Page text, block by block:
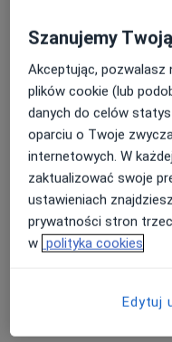
Opatrunek leczniczy
300 zł Szczegóły
Wypełnienie Glass
tymczasowe
230 zł Szczegóły
Usunięcie zęba
Od 200 zł Szczegóły
Szczegóły
Szanujemy
Akceptując, pozwalasz
plików cookie (lub
danych do celów
oparciu o Twoje
internetowych. W
zaktualizować swoje
ustawieniach
prywatności stron
w polityka cookies
Edytuj